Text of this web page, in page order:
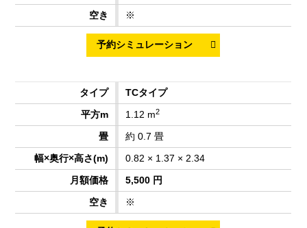
※
TCタイプ
1.12 m2
約 0.7 畳
0.82 × 1.37 × 2.34
5,500 円
※